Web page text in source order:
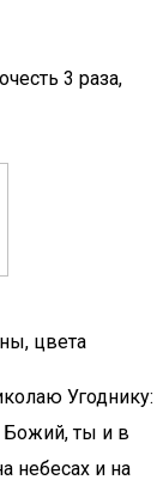
3 раза,
цвета
Угоднику:
Божий, ты и в
небесах и на